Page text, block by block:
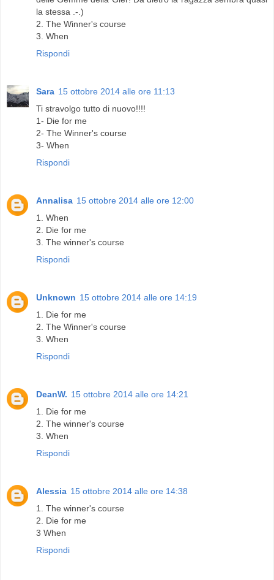
la stessa .-.)
2. The Winner's course
3. When
Rispondi
Sara 15 ottobre 2014 alle ore 11:13
Ti stravolgo tutto di nuovo!!!!
1- Die for me
2- The Winner's course
3- When
Rispondi
Annalisa 15 ottobre 2014 alle ore 12:00
1. When
2. Die for me
3. The winner's course
Rispondi
Unknown 15 ottobre 2014 alle ore 14:19
1. Die for me
2. The Winner's course
3. When
Rispondi
DeanW. 15 ottobre 2014 alle ore 14:21
1. Die for me
2. The winner's course
3. When
Rispondi
Alessia 15 ottobre 2014 alle ore 14:38
1. The winner's course
2. Die for me
3 When
Rispondi